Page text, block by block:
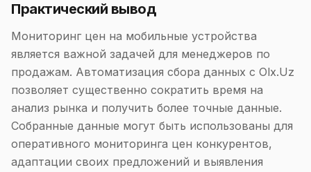
Практический вывод
Мониторинг цен на мобильные устройства
является важной задачей для менеджеров по
продажам. Автоматизация сбора данных с Olx.Uz
позволяет существенно сократить время на
анализ рынка и получить более точные данные.
Собранные данные могут быть использованы для
оперативного мониторинга цен конкурентов,
адаптации своих предложений и выявления